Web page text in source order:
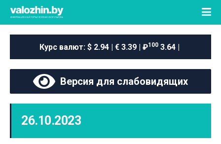
Курс валют: $ 2.94 | € 3.39 | ₽100 3.64 |
Версия для слабовидящих
26.10.2023